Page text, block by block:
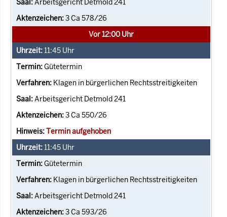
Arbeitsgericht Detmold 241
3 Ca 578/26
Vor 12:00 Uhr
11:45 Uhr
Gütetermin
Klagen in bürgerlichen Rechtsstreitigkeiten
Arbeitsgericht Detmold 241
3 Ca 550/26
Termin aufgehoben
11:45 Uhr
Gütetermin
Klagen in bürgerlichen Rechtsstreitigkeiten
Arbeitsgericht Detmold 241
3 Ca 593/26